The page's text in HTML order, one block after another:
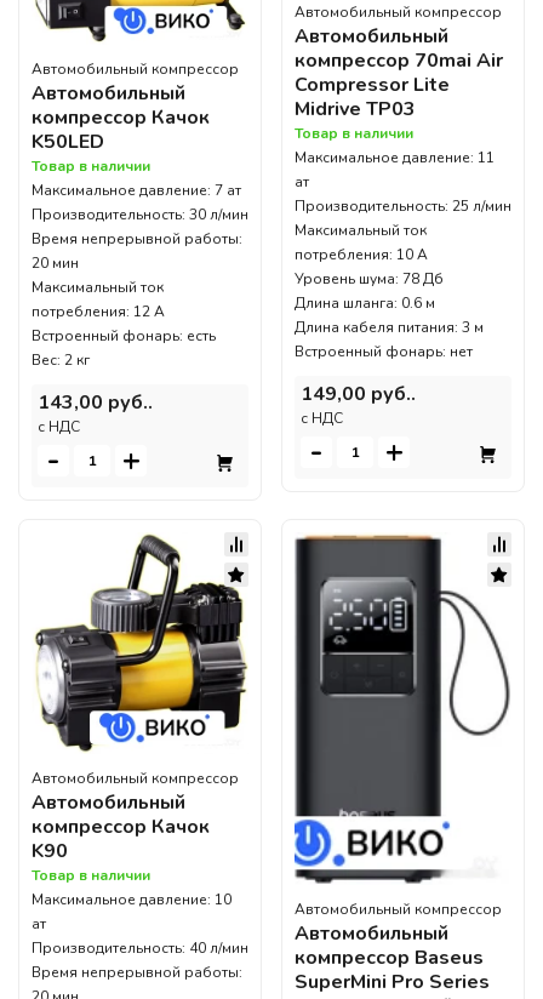
Автомобильный компрессор
Автомобильный
компрессор Качок
K50LED
Товар в наличии
Максимальное давление: 7 ат
Производительность: 30 л/мин
Время непрерывной работы:
20 мин
Максимальный ток
потребления: 12 А
Встроенный фонарь: есть
Вес: 2 кг
143,00 руб..
c НДС
- +
Автомобильный компрессор
Автомобильный
компрессор 70mai Air
Compressor Lite
Midrive TP03
Товар в наличии
Максимальное давление: 11
ат
Производительность: 25 л/мин
Максимальный ток
потребления: 10 А
Уровень шума: 78 Дб
Длина шланга: 0.6 м
Длина кабеля питания: 3 м
Встроенный фонарь: нет
149,00 руб..
c НДС
- +
Автомобильный компрессор
Автомобильный
компрессор Качок
K90
Товар в наличии
Максимальное давление: 10
ат
Производительность: 40 л/мин
Время непрерывной работы:
Автомобильный компрессор
Автомобильный
компрессор Baseus
SuperMini Pro Series